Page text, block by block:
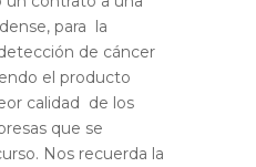
para la
de cáncer
el producto
calidad de los
que se
Nos recuerda la